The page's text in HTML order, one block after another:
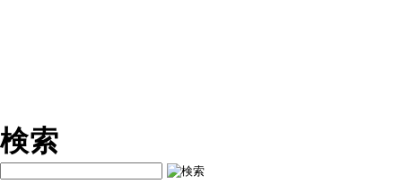
検索